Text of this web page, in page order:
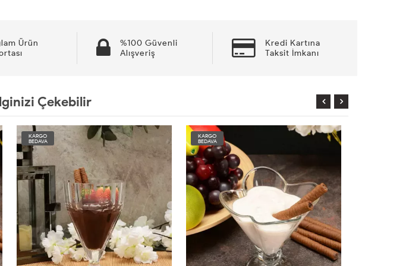
Ürün
%100 Güvenli
Alışveriş
Kredi Kartına
Taksit İmkanı
Çekebilir
KARGO
BEDAVA
KARGO
BEDAVA